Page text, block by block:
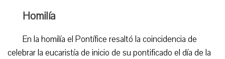
Homilía
En la homilía el Pontífice resaltó la coincidencia de
celebrar la eucaristía de inicio de su pontificado el día de la